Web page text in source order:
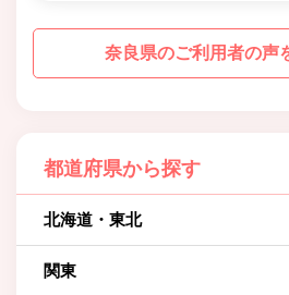
奈良県のご利用者の声
都道府県から探す
北海道・東北
関東